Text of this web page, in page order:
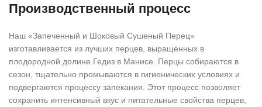
Производственный процесс
Наш «Запеченный и Шоковый Сушеный Перец»
изготавливается из лучших перцев, выращенных в
плодородной долине Гедиз в Манисе. Перцы собираются в
сезон, тщательно промываются в гигиенических условиях и
подвергаются процессу запекания. Этот процесс позволяет
сохранить интенсивный вкус и питательные свойства перцев,